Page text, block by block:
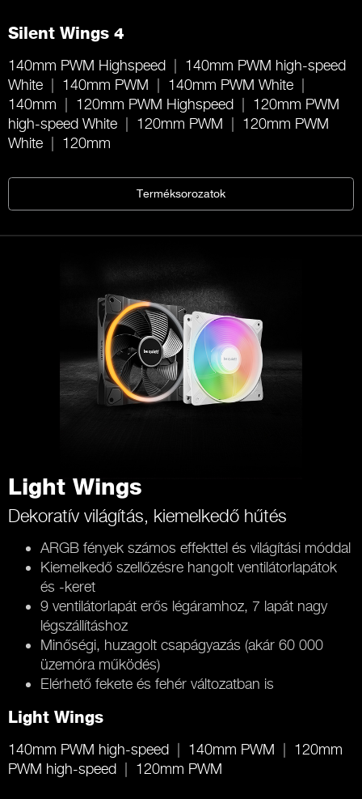
Silent Wings 4
140mm PWM Highspeed
140mm PWM high-speed
White
140mm PWM
140mm PWM White
140mm
120mm PWM Highspeed
120mm PWM
high-speed White
120mm PWM
120mm PWM
White
120mm
Terméksorozatok
Light Wings
Dekoratív világítás, kiemelkedő hűtés
ARGB fények számos effekttel és világítási móddal
Kiemelkedő szellőzésre hangolt ventilátorlapátok
és -keret
9 ventilátorlapát erős légáramhoz, 7 lapát nagy
légszállításhoz
Minőségi, huzagolt csapágyazás (akár 60 000
üzemóra működés)
Elérhető fekete és fehér változatban is
Light Wings
140mm PWM high-speed 140mm PWM
120mm
PWM high-speed
120mm PWM